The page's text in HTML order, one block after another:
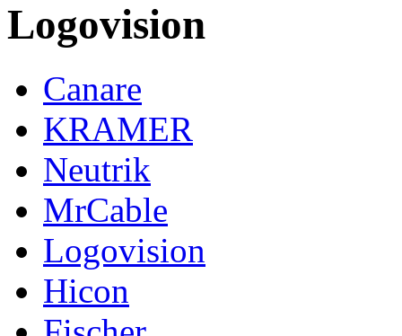
Logovision
Canare
KRAMER
Neutrik
MrCable
Logovision
Hicon